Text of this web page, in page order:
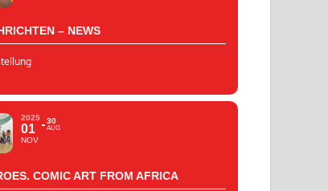
– NEWS
2025
01
NOV
30
AUG
COMIC ART FROM AFRICA